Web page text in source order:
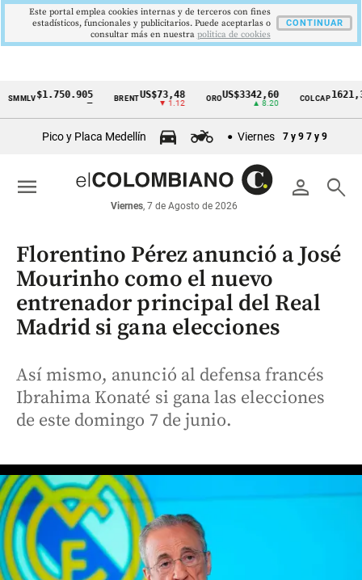
Cintillo
económicos
Colombia
$1.750.905 BRENT US$73,48
▼ 1.12
ORO US$3342,60 COLCAP1621,34
Pico y Placa Medellín Viernes 7 y 9 7 y 9
person search
Viernes, 7 de Agosto de 2026
menu
Florentino Pérez anunció a José
Mourinho como el nuevo
entrenador principal del Real
Madrid si gana elecciones
Así mismo, anunció al defensa francés
Ibrahima Konaté si gana las elecciones
de este domingo 7 de junio.
Este portal emplea cookies internas y de terceros con fines
estadísticos, funcionales y publicitarios. Puede aceptarlas o
consultar más en nuestra politica de cookies
CONTINUAR